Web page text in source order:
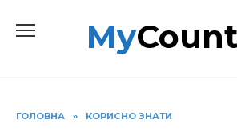
до
ГОЛОВНА » КОРИСНО ЗНАТИ